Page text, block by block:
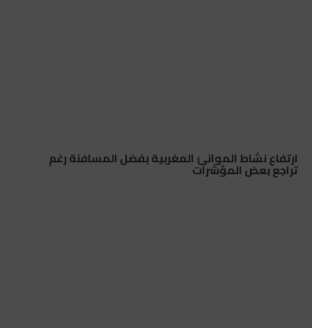
ارتفاع نشاط الموانئ المغربية بفضل المسافنة رغم
تراجع بعض المؤشرات